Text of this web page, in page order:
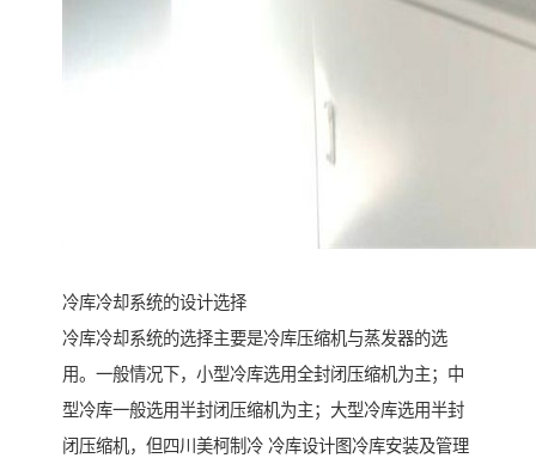
冷库冷却系统的设计选择
冷库冷却系统的选择主要是冷库压缩机与蒸发器的选
用。一般情况下，小型冷库选用全封闭压缩机为主；中
型冷库一般选用半封闭压缩机为主；大型冷库选用半封
闭压缩机，但四川美柯制冷 冷库设计图冷库安装及管理